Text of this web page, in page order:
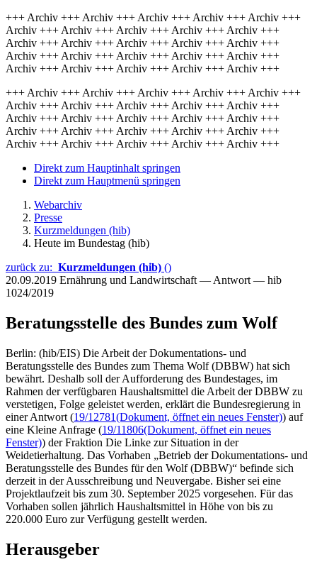
+++ Archiv +++ Archiv +++ Archiv +++ Archiv +++ Archiv +++
Archiv +++ Archiv +++ Archiv +++ Archiv +++ Archiv +++
Archiv +++ Archiv +++ Archiv +++ Archiv +++ Archiv +++
Archiv +++ Archiv +++ Archiv +++ Archiv +++ Archiv +++
Archiv +++ Archiv +++ Archiv +++ Archiv +++ Archiv +++
+++ Archiv +++ Archiv +++ Archiv +++ Archiv +++ Archiv +++
Archiv +++ Archiv +++ Archiv +++ Archiv +++ Archiv +++
Archiv +++ Archiv +++ Archiv +++ Archiv +++ Archiv +++
Archiv +++ Archiv +++ Archiv +++ Archiv +++ Archiv +++
Archiv +++ Archiv +++ Archiv +++ Archiv +++ Archiv +++
Direkt zum Hauptinhalt springen
Direkt zum Hauptmenü springen
Webarchiv
Presse
Kurzmeldungen (hib)
Heute im Bundestag (hib)
zurück zu: Kurzmeldungen (hib) ()
20.09.2019 Ernährung und Landwirtschaft — Antwort — hib
1024/2019
Beratungsstelle des Bundes zum Wolf
Berlin: (hib/EIS) Die Arbeit der Dokumentations- und
Beratungsstelle des Bundes zum Thema Wolf (DBBW) hat sich
bewährt. Deshalb soll der Aufforderung des Bundestages, im
Rahmen der verfügbaren Haushaltsmittel die Arbeit der DBBW zu
verstetigen, Folge geleistet werden, erklärt die Bundesregierung in
einer Antwort (19/12781(Dokument, öffnet ein neues Fenster)) auf
eine Kleine Anfrage (19/11806(Dokument, öffnet ein neues
Fenster)) der Fraktion Die Linke zur Situation in der
Weidetierhaltung. Das Vorhaben „Betrieb der Dokumentations- und
Beratungsstelle des Bundes für den Wolf (DBBW)“ befinde sich
derzeit in der Ausschreibung und Neuvergabe. Bisher sei eine
Projektlaufzeit bis zum 30. September 2025 vorgesehen. Für das
Vorhaben sollen jährlich Haushaltsmittel in Höhe von bis zu
220.000 Euro zur Verfügung gestellt werden.
Herausgeber